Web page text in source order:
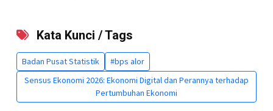
Kata Kunci / Tags
Badan Pusat Statistik
#bps alor
Sensus Ekonomi 2026: Ekonomi Digital dan Perannya terhadap
Pertumbuhan Ekonomi